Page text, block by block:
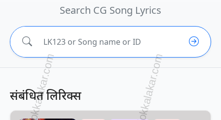
Search CG Song Lyrics
संबंधित लिरिक्स